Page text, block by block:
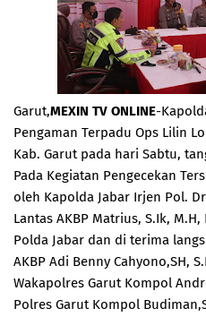
Garut,MEXIN TV ONLINE-
Pengaman Terpadu Ops Lilin
Kab. Garut pada hari Sabtu,
Pada Kegiatan Pengecekan
oleh Kapolda Jabar Irjen Pol.
Lantas AKBP Matrius, S.Ik,
Polda Jabar dan di terima
AKBP Adi Benny Cahyono,SH,
Wakapolres Garut Kompol
Polres Garut Kompol